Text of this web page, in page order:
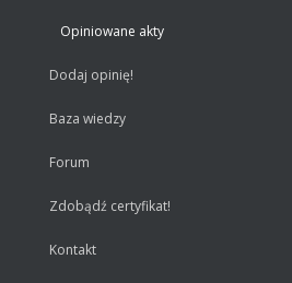
Opiniowane akty
Dodaj opinię!
Baza wiedzy
Forum
Zdobądź certyfikat!
Kontakt